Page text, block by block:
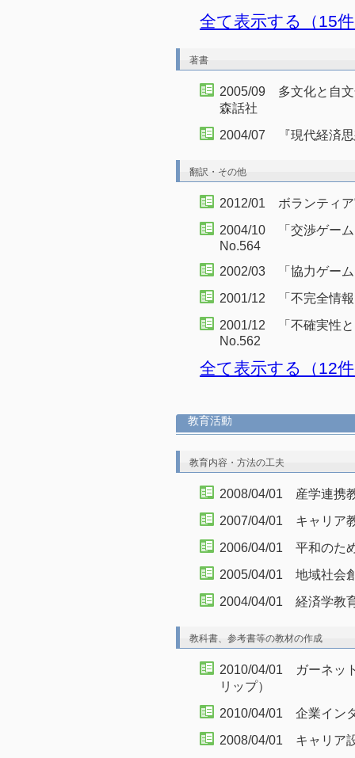
全て表示する（15
著書
2005/09 多文化と自
森話社
2004/07 『現代経済
翻訳・その他
2012/01 ボランティ
2004/10 「交渉ゲー
No.564
2002/03 「協力ゲー
2001/12 「不完全情
2001/12 「不確実性
No.562
全て表示する（12
教育活動
教育内容・方法の工夫
2008/04/01 産学連携
2007/04/01 キャリア
2006/04/01 平和のた
2005/04/01 地域社会
2004/04/01 経済学教
教科書、参考書等の教材の作成
2010/04/01 ガーネッ
リップ）
2010/04/01 企業イン
2008/04/01 キャリア